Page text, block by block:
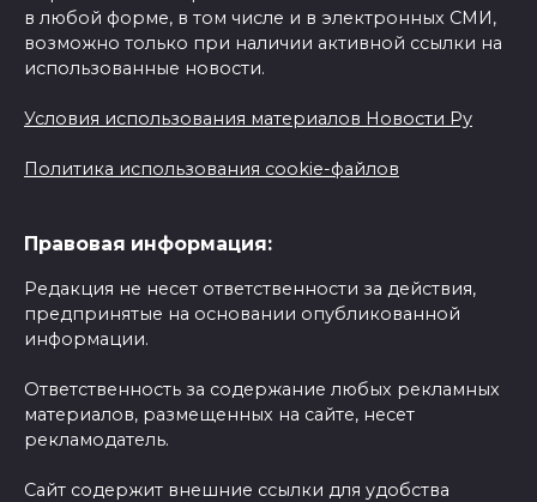
в любой форме, в том числе и в электронных СМИ,
возможно только при наличии активной ссылки на
использованные новости.
Условия использования материалов Новости Ру
Политика использования cookie-файлов
Правовая информация:
Редакция не несет ответственности за действия,
предпринятые на основании опубликованной
информации.
Ответственность за содержание любых рекламных
материалов, размещенных на сайте, несет
рекламодатель.
Сайт содержит внешние ссылки для удобства